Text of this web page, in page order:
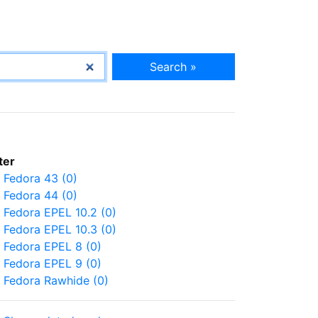
Search »
Fedora 43 (0)
Fedora 44 (0)
Fedora EPEL 10.2 (0)
Fedora EPEL 10.3 (0)
Fedora EPEL 8 (0)
Fedora EPEL 9 (0)
Fedora Rawhide (0)